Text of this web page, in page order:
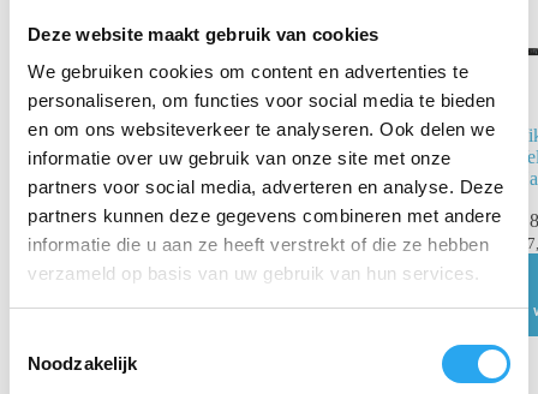
Deze website maakt gebruik van cookies
We gebruiken cookies om content en advertenties te
personaliseren, om functies voor social media te bieden
en om ons websiteverkeer te analyseren. Ook delen we
informatie over uw gebruik van onze site met onze
partners voor social media, adverteren en analyse. Deze
partners kunnen deze gegevens combineren met andere
informatie die u aan ze heeft verstrekt of die ze hebben
verzameld op basis van uw gebruik van hun services.
Noodzakelijk
Vikan Transport
nagelborstel
zwart hard
€7,08 incl. BTW
€5,85excl. BTW
Toevoegen
winkelwagen